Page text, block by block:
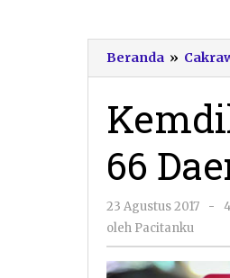
Beranda »
66
23 Agustus 2017 -
oleh Pacitanku